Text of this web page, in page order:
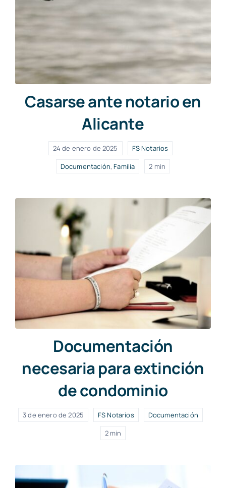
Casarse ante notario en
Alicante
24 de enero de 2025
FS Notarios
Documentación,Familia 2 min
Documentación
necesaria para extinción
de condominio
3 de enero de 2025 FS Notarios
Documentación
2 min